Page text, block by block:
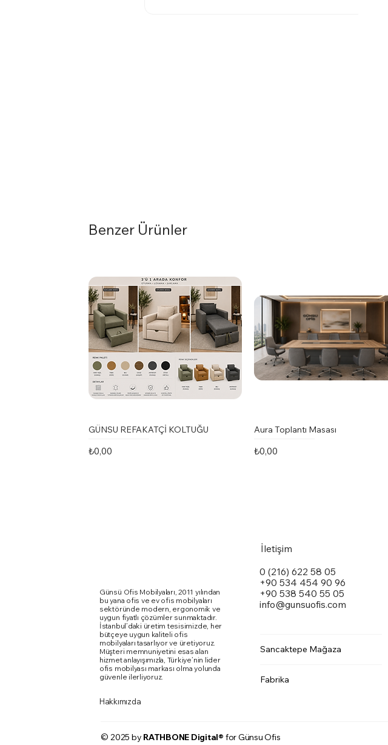
Benzer Ürünler
GÜNSU REFAKATÇİ KOLTUĞU
Fiyat
₺0,00
Aura Toplantı Masası
Fiyat
₺0,00
Marte Toplantı Masası Kare Metal
Ayaklı
Doxa Toplantı Masası
Fiyat
₺0,00
Karina Kolsuz Sandalye
Fiyat
₺0,00
Karina Kollu Sandalye
Fiyat
₺0,00
Ergomi Sandalye
Fiyat
₺0,00
Quatrox Sandalye
Fiyat
₺0,00
Günsü Ofis Mobilyaları, 2011 yılından
bu yana ofis ve ev ofis mobilyaları
sektöründe modern, ergonomik ve
uygun fiyatlı çözümler sunmaktadır.
İstanbul’daki üretim tesisimizde, her
bütçeye uygun kaliteli ofis
mobilyaları tasarlıyor ve üretiyoruz.
Müşteri memnuniyetini esas alan
hizmet anlayışımızla, Türkiye’nin lider
ofis mobilyası markası olma yolunda
güvenle ilerliyoruz.
Hakkımızda
İletişim
0 (216) 622 58 05
+90 534 454 90 96
+90 538 540 55 05
info@gunsuofis.com
Sancaktepe Mağaza
Fabrika
© 2025 by RATHBONE Digital® for Günsu Ofis